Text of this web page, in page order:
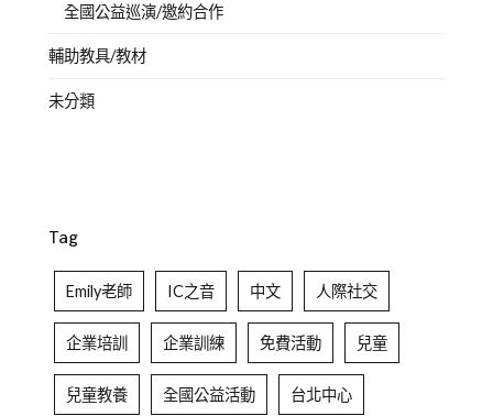
全國公益巡演/邀約合作
輔助教具/教材
未分類
Tag
Emily老師 IC之音 中文 人際社交
企業培訓 企業訓練 免費活動 兒童
兒童教養 全國公益活動 台北中心